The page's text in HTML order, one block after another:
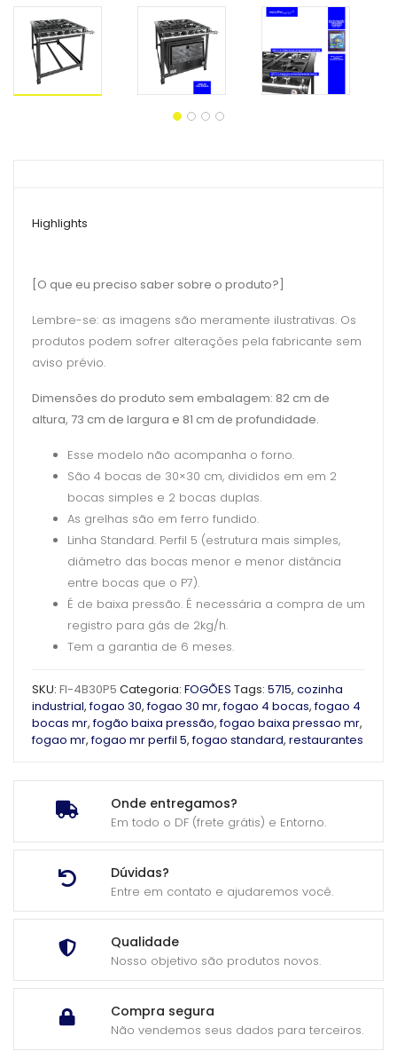
Onde entregamos?
Em todo o DF (frete grátis) e Entorno.
Dúvidas?
Entre em contato e ajudaremos você.
Qualidade
Nosso objetivo são produtos novos.
Compra segura
Não vendemos seus dados para terceiros.
Highlights
[O que eu preciso saber sobre o produto?]
Lembre-se: as imagens são meramente ilustrativas. Os
produtos podem sofrer alterações pela fabricante sem
aviso prévio.
Dimensões do produto sem embalagem: 82 cm de
altura, 73 cm de largura e 81 cm de profundidade.
Esse modelo não acompanha o forno.
São 4 bocas de 30×30 cm, divididos em em 2
bocas simples e 2 bocas duplas.
As grelhas são em ferro fundido.
Linha Standard. Perfil 5 (estrutura mais simples,
diâmetro das bocas menor e menor distância
entre bocas que o P7).
É de baixa pressão. É necessária a compra de um
registro para gás de 2kg/h.
Tem a garantia de 6 meses.
SKU: FI-4B30P5 Categoria: FOGÕES Tags: 5715, cozinha
industrial,fogao 30,fogao 30 mr,fogao 4 bocas,fogao 4
bocas mr,fogão baixa pressão,fogao baixa pressao mr,
fogao mr,fogao mr perfil 5,fogao standard, restaurantes